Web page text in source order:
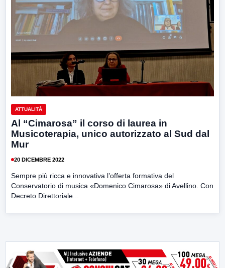
ATTUALITÀ
Al “Cimarosa” il corso di laurea in
Musicoterapia, unico autorizzato al Sud dal
Mur
20 DICEMBRE 2022
Sempre più ricca e innovativa l’offerta formativa del
Conservatorio di musica «Domenico Cimarosa» di Avellino. Con
Decreto Direttoriale...